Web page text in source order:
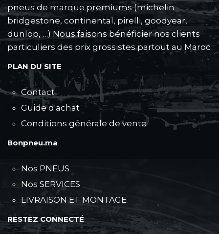
pneus de marque premiums (michelin
bridgestone, continental, pirelli, goodyear,
dunlop, …) Nous faisons bénéficier nos clients
particuliers des prix grossistes partout au Maroc
PLAN DU SITE
Contact
Guide d'achat
Conditions générale de vente
Bonpneu.ma
Nos PNEUS
Nos SERVICES
LIVRAISON ET MONTAGE
RESTEZ CONNECTÉ